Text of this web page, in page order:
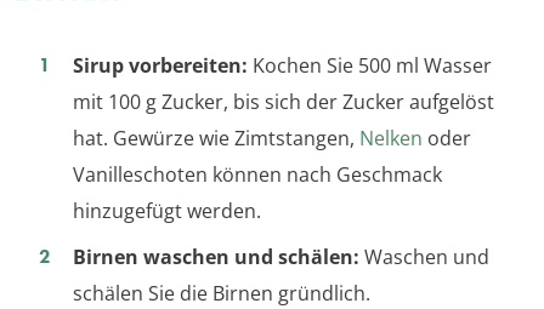
Sirup vorbereiten: Kochen Sie 500 ml Wasser
mit 100 g Zucker, bis sich der Zucker aufgelöst
hat. Gewürze wie Zimtstangen, Nelken oder
Vanilleschoten können nach Geschmack
hinzugefügt werden.
Birnen waschen und schälen: Waschen und
schälen Sie die Birnen gründlich.